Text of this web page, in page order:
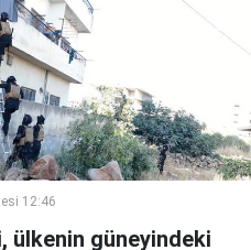
12:46
ülkenin güneyindeki